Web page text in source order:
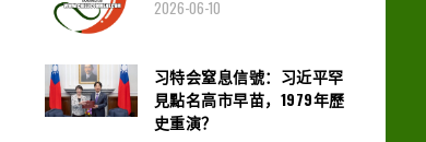
2026-06-10
习特会窒息信號：习近平罕
見點名高市早苗，1979年歷
史重演？